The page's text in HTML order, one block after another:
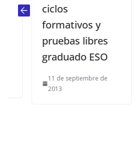
ciclos
formativos y
pruebas libres
graduado ESO
11 de septiembre de